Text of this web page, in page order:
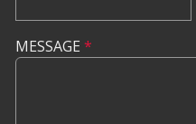
MESSAGE *